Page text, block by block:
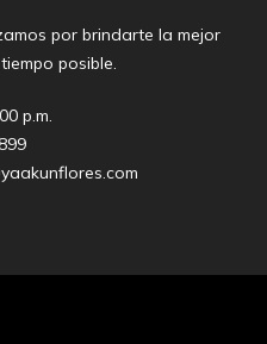
por brindarte la mejor
posible.
p.m.